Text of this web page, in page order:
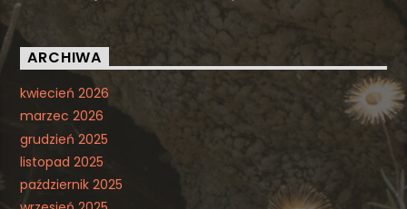
ARCHIWA
kwiecień 2026
marzec 2026
grudzień 2025
listopad 2025
październik 2025